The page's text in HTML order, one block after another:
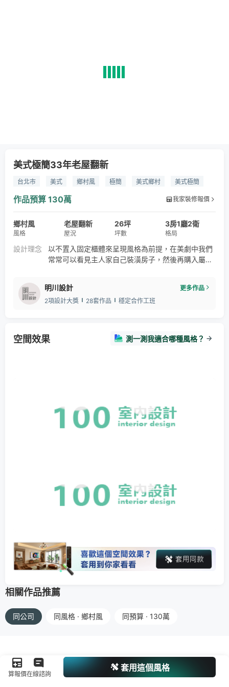
美式極簡33年老屋翻新
台北市 美式 鄉村風 極簡 美式鄉村
美式極簡
義大利進口磚
西班牙花磚
南檜實木門片
作品預算 130萬 我家裝修報價
鄉村風
風格
老屋翻新
屋況
26坪
坪數
3房1廳2衛
格局
設計理念
以不置入固定櫃體來呈現風格為前提，在美劇中我們
常常可以看見主人家自己裝潢房子，然後再購入屬於
多餘的建材與色調，僅使用基本該有的建材來呈現最
原始的風味，在設計中添加元素簡單，加些線板天花
才能滿足曾住在歐美的屋主口味
明川設計
更多作品
2項設計大獎
28套作品 穩定合作工班
空間效果 測一測我適合哪種風格？
相關作品推薦
同公司 同風格 · 鄉村風 同預算 · 130萬
算報價在線諮詢
套用這個風格